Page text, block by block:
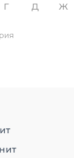
Г Д Ж